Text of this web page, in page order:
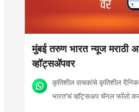
मुंबई तरुण भारत न्यूज मराठी
व्हॉट्सॲपवर
कृतिशील वाचकांचे कृतिशील
भारत'चं व्हॉट्सअप चॅनल फॉलो